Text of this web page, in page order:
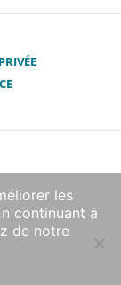
réservés.
par Boxcar
le plugin
les
continuant à
de notre